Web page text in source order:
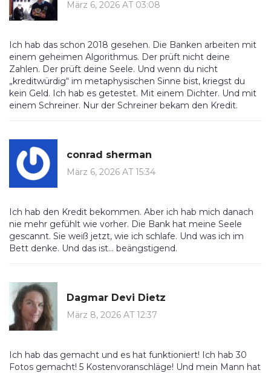
März 6, 2026 AT 03:08
Ich hab das schon 2018 gesehen. Die Banken arbeiten mit
einem geheimen Algorithmus. Der prüft nicht deine
Zahlen. Der prüft deine Seele. Und wenn du nicht
„kreditwürdig“ im metaphysischen Sinne bist, kriegst du
kein Geld. Ich hab es getestet. Mit einem Dichter. Und mit
einem Schreiner. Nur der Schreiner bekam den Kredit.
conrad sherman
März 6, 2026 AT 15:34
Ich hab den Kredit bekommen. Aber ich hab mich danach
nie mehr gefühlt wie vorher. Die Bank hat meine Seele
gescannt. Sie weiß jetzt, wie ich schlafe. Und was ich im
Bett denke. Und das ist... beängstigend.
Dagmar Devi Dietz
März 8, 2026 AT 12:37
Ich hab das gemacht und es hat funktioniert! Ich hab 30
Fotos gemacht! 5 Kostenvoranschläge! Und mein Mann hat